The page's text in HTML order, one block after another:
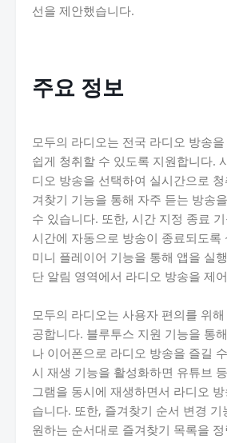
선을 제안했습니다.
주요 정보
모두의 라디오는 전국 라디오 방송
쉽게 청취할 수 있도록 지원합니다.
디오 방송을 선택하여 실시간으로
겨찾기 기능을 통해 자주 듣는 방송
수 있습니다. 또한, 시간 지정 종료
시간에 자동으로 방송이 종료되도록
미니 플레이어 기능을 통해 앱을 실
단 알림 영역에서 라디오 방송을 제
모두의 라디오는 사용자 편의를 위
공합니다. 블루투스 지원 기능을 통
나 이어폰으로 라디오 방송을 즐길
시 재생 기능을 활성화하면 유튜브
그램을 동시에 재생하면서 라디오
습니다. 또한, 즐겨찾기 순서 변경
원하는 순서대로 즐겨찾기 목록을